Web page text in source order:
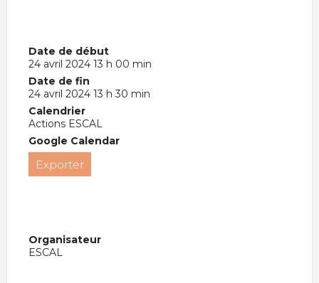
Date de début
24 avril 2024 13 h 00 min
Date de fin
24 avril 2024 13 h 30 min
Calendrier
Actions ESCAL
Google Calendar
Exporter
Organisateur
ESCAL